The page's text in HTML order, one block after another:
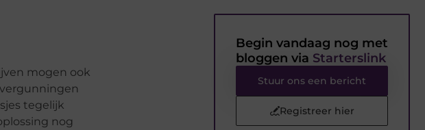
mogen ook
tegelijk
nog
Begin vandaag nog met
bloggen via Starterslink
Stuur ons een bericht
Registreer hier